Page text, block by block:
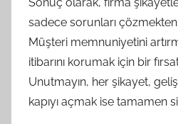
sadece sorunları
Müşteri memnuniyetini
itibarını korumak için bir
Unutmayın, her şikayet,
kapıyı açmak ise tamamen